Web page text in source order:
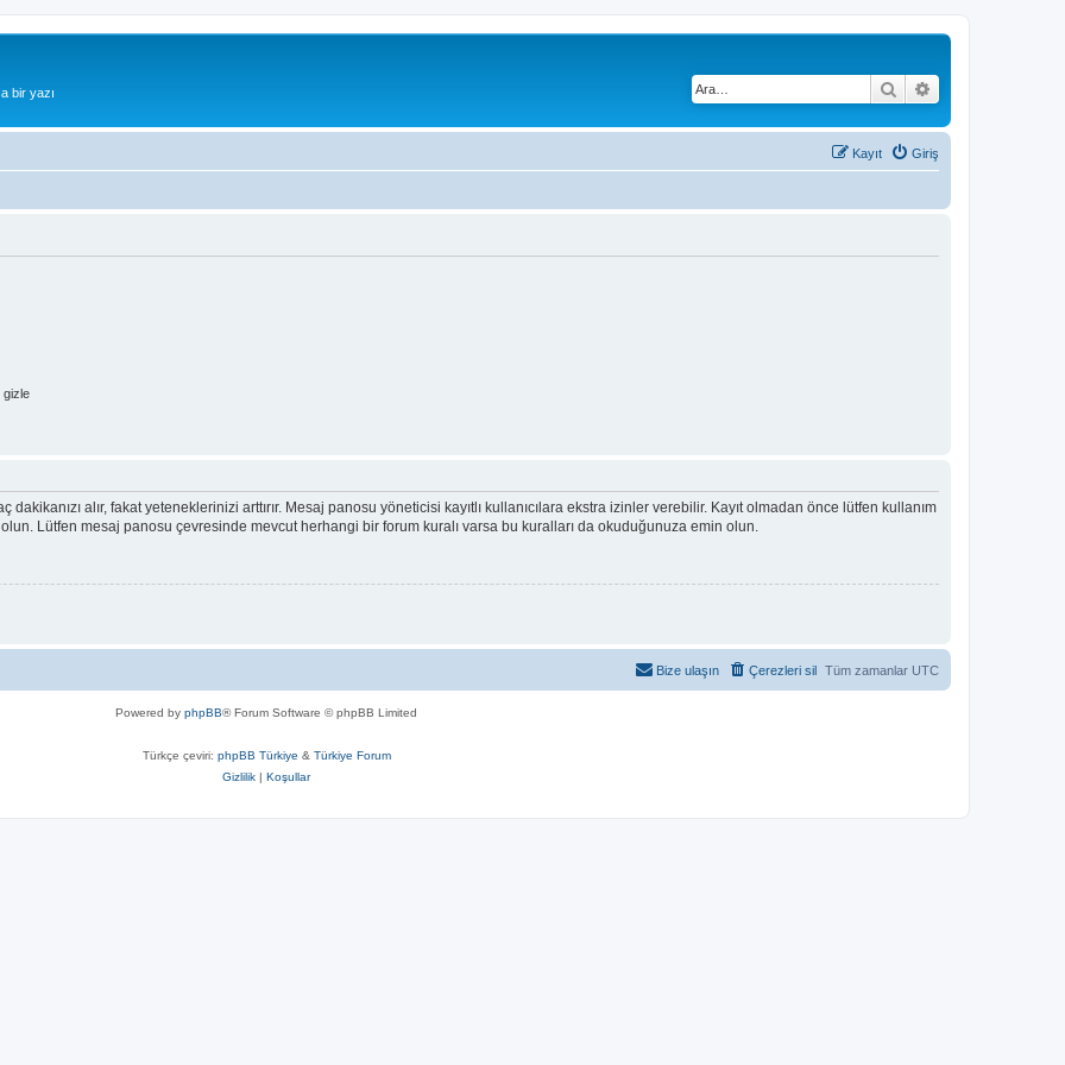
bir yazı Ara
Giriş
Kayıt
gizle
dakikanızı alır, fakat yeteneklerinizi arttırır. Mesaj panosu yöneticisi kayıtlı kullanıcılara ekstra izinler verebilir. Kayıt olmadan önce lütfen kullanım
Lütfen mesaj panosu çevresinde mevcut herhangi bir forum kuralı varsa bu kuralları da okuduğunuza emin olun.
Tüm zamanlar UTC
Çerezleri sil
Bize ulaşın
Powered by phpBB® Forum Software © phpBB Limited
Türkçe çeviri: phpBB Türkiye & Türkiye Forum
Gizlilik | Koşullar